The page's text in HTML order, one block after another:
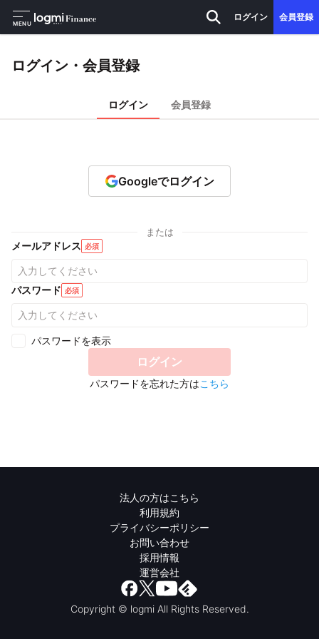
MENU
ログイン 会員登録
ログイン・会員登録
ログイン 会員登録
Googleでログイン
または
メールアドレス 必須
パスワード 必須
パスワードを表示
ログイン
パスワードを忘れた方はこちら
法人の方はこちら
利用規約
プライバシーポリシー
お問い合わせ
採用情報
運営会社
Copyright © logmi All Rights Reserved.